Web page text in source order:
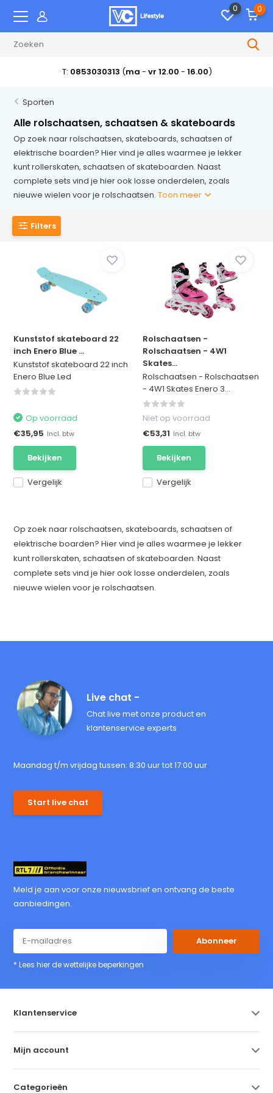
0 0
T: 0853030313 (ma - vr 12.00 - 16.00)
Sporten
Alle rolschaatsen, schaatsen & skateboards
Op zoek naar rolschaatsen, skateboards, schaatsen of
elektrische boarden? Hier vind je alles waarmee je lekker
kunt rollerskaten, schaatsen of skateboarden. Naast
complete sets vind je hier ook losse onderdelen, zoals
nieuwe wielen voor je rolschaatsen.Toon meer
Filters
Kunststof skateboard 22
inch Enero Blue ...
Kunststof skateboard 22 inch
Enero Blue Led
Vergelijk
Op voorraad
€35,95 Incl. btw
Bekijken
Rolschaatsen -
Rolschaatsen - 4W1
Skates...
Rolschaatsen - Rolschaatsen
- 4W1 Skates Enero 3...
Vergelijk
Niet op voorraad
€53,31 Incl. btw
Bekijken
Op zoek naar rolschaatsen, skateboards, schaatsen of
elektrische boarden? Hier vind je alles waarmee je lekker
kunt rollerskaten, schaatsen of skateboarden. Naast
complete sets vind je hier ook losse onderdelen, zoals
nieuwe wielen voor je rolschaatsen.
Live chat -
Chat live met onze product en
klantenservice experts
Maandag t/m vrijdag tussen: 8:30 uur tot 17:00 uur
Start live chat
Meld je aan voor onze nieuwsbrief en ontvang de beste
aanbiedingen.
Abonneer
* Lees hier de wettelijke beperkingen
Klantenservice
Mijn account
Categorieën